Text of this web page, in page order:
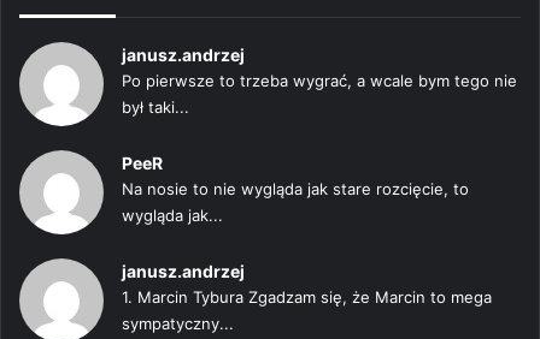
janusz.andrzej
Po pierwsze to trzeba wygrać, a wcale bym tego nie
był taki...
PeeR
Na nosie to nie wygląda jak stare rozcięcie, to
wygląda jak...
janusz.andrzej
1. Marcin Tybura Zgadzam się, że Marcin to mega
sympatyczny...